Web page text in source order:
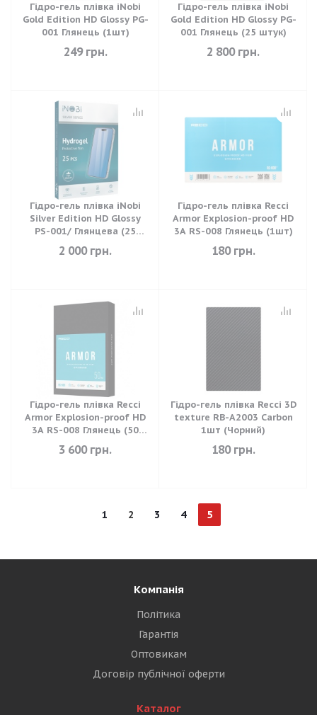
Гідро-гель плівка iNobi
Gold Edition HD Glossy PG-
001 Глянець (1шт)
249грн.
Гідро-гель плівка iNobi
Gold Edition HD Glossy PG-
001 Глянець (25 штук)
2 800грн.
Гідро-гель плівка iNobi
Silver Edition HD Glossy
PS-001/ Глянцева (25
штук) (180*120мм)
2 000грн.
Гідро-гель плівка Recci
Armor Explosion-proof HD
3A RS-008 Глянець (1шт)
180грн.
Гідро-гель плівка Recci
Armor Explosion-proof HD
3A RS-008 Глянець (50
штук)
3 600грн.
Гідро-гель плівка Recci 3D
texture RB-A2003 Carbon
1шт (Чорний)
180грн.
1 2 3 4 5
Компанія
Політика
Гарантія
Оптовикам
Договір публічної оферти
Каталог